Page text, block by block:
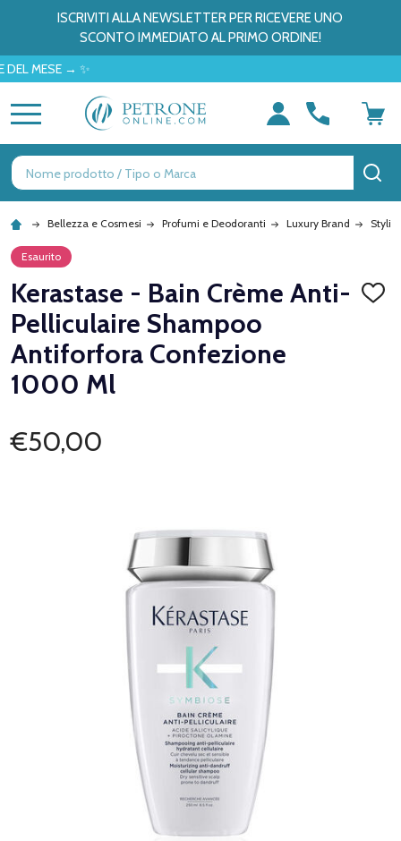
ISCRIVITI ALLA NEWSLETTER PER RICEVERE UNO
SCONTO IMMEDIATO AL PRIMO ORDINE!
→ ✨
Ricerca
Bellezza e Cosmesi Profumi e Deodoranti Luxury Brand
Esaurito
Kerastase - Bain Crème Anti-
Pelliculaire Shampoo
Antiforfora Confezione
1000 Ml
€50,00